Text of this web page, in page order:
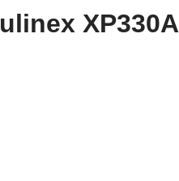
‎XP330A